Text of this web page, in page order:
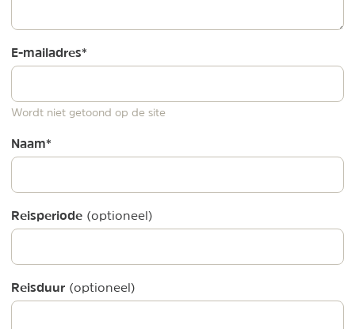
E-mailadres*
Wordt niet getoond op de site
Naam*
Reisperiode (optioneel)
Reisduur (optioneel)